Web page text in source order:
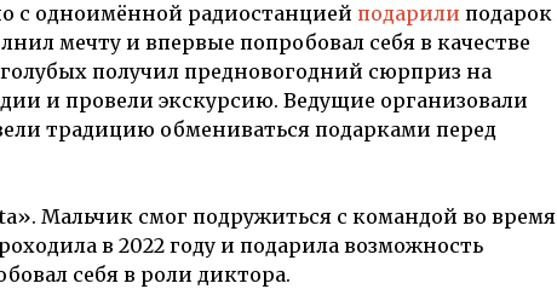
с одноимённой радиостанцией подарили подарок
мечту и впервые попробовал себя в качестве
получил предновогодний сюрприз на
и провели экскурсию. Ведущие организовали
традицию обмениваться подарками перед
Мальчик смог подружиться с командой во время
в 2022 году и подарила возможность
себя в роли диктора.